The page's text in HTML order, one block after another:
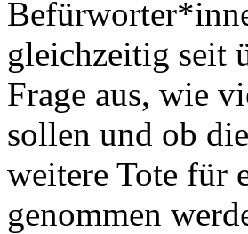
gleichzeitig seit
Frage aus, wie
sollen und ob
weitere Tote für
genommen